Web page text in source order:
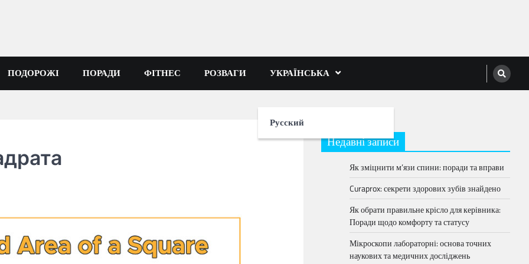
ПОДОРОЖІ ПОРАДИ ФІТНЕС РОЗВАГИ УКРАЇНСЬКА
Русский
Недавні записи
Як зміцнити м’язи спини: поради та вправи
Curaprox: секрети здорових зубів знайдено
Як обрати правильне крісло для керівника:
Поради щодо комфорту та статусу
Мікроскопи лабораторні: основа точних
наукових та медичних досліджень